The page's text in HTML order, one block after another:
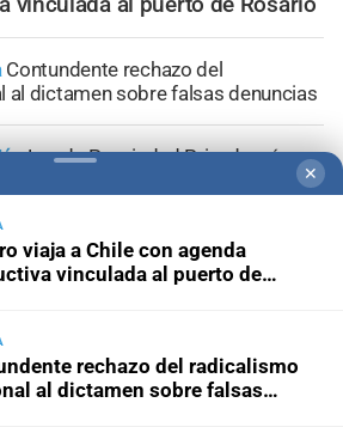
Contundente rechazo del
al dictamen sobre falsas denuncias
Ley de Propiedad Privada: cómo
y Lewandowski en el Senado
del GobiernoEl Senado aprobó el
desalojos y limita las
habilitar otros usos para los
provincia de Santa Fe
✕
viaja a Chile con agenda
vinculada al puerto de
rechazo del radicalismo
al dictamen sobre falsas